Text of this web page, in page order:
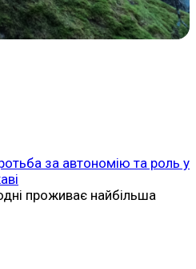
за автономію та роль у
проживає найбільша